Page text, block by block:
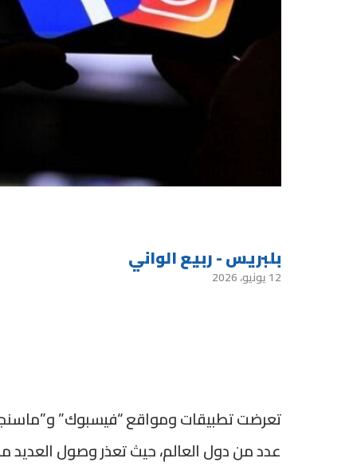
بلبريس - ربيع الواني
12 يونيو، 2026
تعرضت تطبيقات ومواقع “فيسبوك”
عدد من دول العالم، حيث تعذر وصول